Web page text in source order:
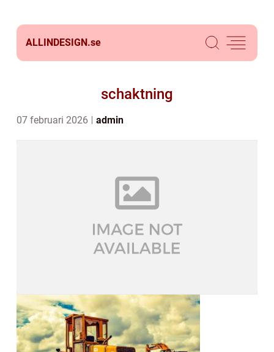
ALLINDESIGN.se
schaktning
07 februari 2026 admin